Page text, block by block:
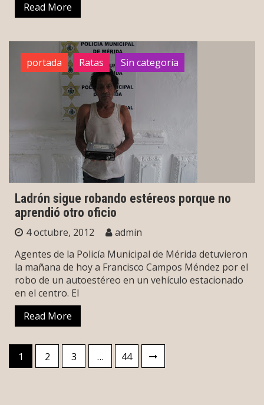
Read More
portada Ratas Sin categoría
Ladrón sigue robando estéreos porque no
aprendió otro oficio
4 octubre, 2012
admin
Agentes de la Policía Municipal de Mérida detuvieron
la mañana de hoy a Francisco Campos Méndez por el
robo de un autoestéreo en un vehículo estacionado
en el centro. El
Read More
Paginación
de
1 2 3 … 44